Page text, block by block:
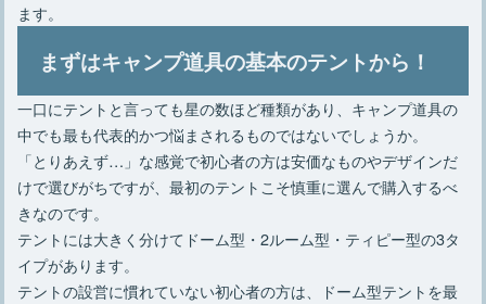
ます。
まずはキャンプ道具の基本のテントから！
一口にテントと言っても星の数ほど種類があり、キャンプ道具の
中でも最も代表的かつ悩まされるものではないでしょうか。
「とりあえず…」な感覚で初心者の方は安価なものやデザインだ
けで選びがちですが、最初のテントこそ慎重に選んで購入するべ
きなのです。
テントには大きく分けてドーム型・2ルーム型・ティピー型の3タ
イプがあります。
テントの設営に慣れていない初心者の方は、ドーム型テントを最